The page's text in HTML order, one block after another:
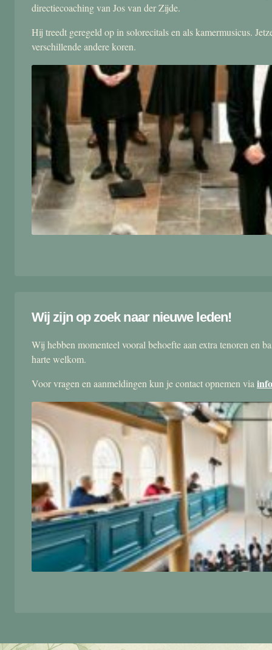
directiecoaching van Jos van der Zijde.
Hij treedt geregeld op in solorecitals en als kamermusicus.
verschillende andere koren.
Wij zijn op zoek naar nieuwe leden!
Wij hebben momenteel vooral behoefte aan extra tenoren en
harte welkom.
Voor vragen en aanmeldingen kun je contact opnemen via